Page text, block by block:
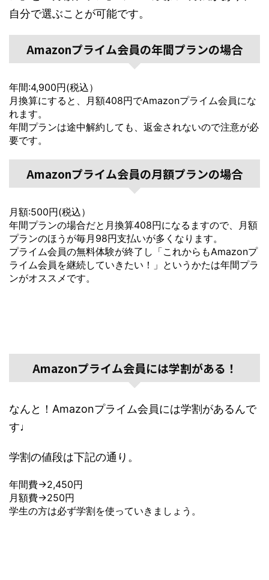
自分で選ぶことが可能です。
Amazonプライム会員の年間プランの場合
年間:4,900円(税込）
月換算にすると、月額408円でAmazonプライム会員にな
れます。
年間プランは途中解約しても、返金されないので注意が必
要です。
Amazonプライム会員の月額プランの場合
月額:500円(税込）
年間プランの場合だと月換算408円になるますので、月額
プランのほうが毎月98円支払いが多くなります。
プライム会員の無料体験が終了し「これからもAmazonプ
ライム会員を継続していきたい！」というかたは年間プラ
ンがオススメです。
Amazonプライム会員には学割がある！
なんと！Amazonプライム会員には学割があるんで
す♩
学割の値段は下記の通り。
年間費→2,450円
月額費→250円
学生の方は必ず学割を使っていきましょう。